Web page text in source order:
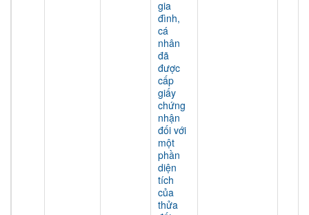
gia
đình,
cá
nhân
đã
được
cấp
giấy
chứng
nhận
đối với
một
phần
diện
tích
của
thửa